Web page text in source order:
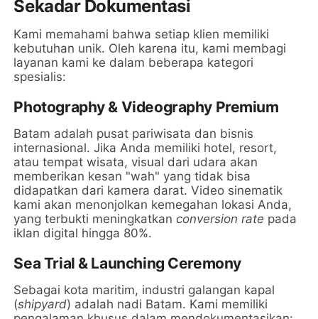
Sekadar Dokumentasi
Kami memahami bahwa setiap klien memiliki
kebutuhan unik. Oleh karena itu, kami membagi
layanan kami ke dalam beberapa kategori
spesialis:
Photography & Videography Premium
Batam adalah pusat pariwisata dan bisnis
internasional. Jika Anda memiliki hotel, resort,
atau tempat wisata, visual dari udara akan
memberikan kesan "wah" yang tidak bisa
didapatkan dari kamera darat. Video sinematik
kami akan menonjolkan kemegahan lokasi Anda,
yang terbukti meningkatkanconversion rate pada
iklan digital hingga 80%.
Sea Trial & Launching Ceremony
Sebagai kota maritim, industri galangan kapal
(shipyard) adalah nadi Batam. Kami memiliki